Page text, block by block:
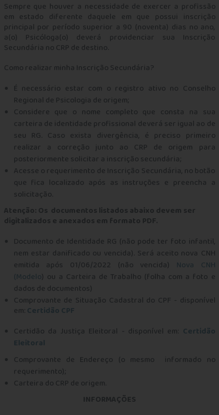
Informações importantes
SENHA SERVIÇOS ONLINE
Data - Sessões Plenárias Ordinárias 2026
Título de Especialista
Sempre que houver a necessidade de exercer a profissão
em estado diferente daquele em que possui inscrição
principal por período superior a 90 (noventa) dias no ano,
a(o) Psicóloga(o) deverá providenciar sua Inscrição
Secundária no CRP de destino.
Como realizar minha Inscrição Secundária?
É necessário estar com o registro ativo no Conselho
Regional de Psicologia de origem;
Considere que o nome completo que consta na sua
carteira de identidade profissional deverá ser igual ao de
seu RG. Caso exista divergência, é preciso primeiro
realizar a correção junto ao CRP de origem para
posteriormente solicitar a inscrição secundária;
Acesse o requerimento de Inscrição Secundária, no botão
que fica localizado após as instruções e preencha a
solicitação.
Atenção: Os documentos listados abaixo devem ser
digitalizados e anexados em formato PDF.
Documento de Identidade RG (não pode ter foto infantil,
nem estar danificado ou vencida). Será aceito nova CNH
emitida após 01/06/2022 (não vencida) Nova CNH
(Modelo) ou a Carteira de Trabalho (folha com a foto e
dados de documentos)
Comprovante de Situação Cadastral do CPF - disponível
em: Certidão CPF
Certidão da Justiça Eleitoral - disponível em: Certidão
Eleitoral
Comprovante de Endereço (o mesmo informado no
requerimento);
Carteira do CRP de origem.
INFORMAÇÕES